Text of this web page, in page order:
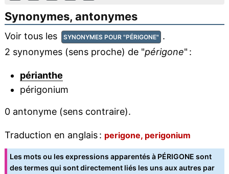
Synonymes, antonymes
Voir tous les SYNONYMES POUR "PÉRIGONE" .
2 synonymes (sens proche) de "périgone" :
périanthe
périgonium
0 antonyme (sens contraire).
Traduction en anglais : perigone, perigonium
Les mots ou les expressions apparentés à PÉRIGONE sont
des termes qui sont directement liés les uns aux autres par